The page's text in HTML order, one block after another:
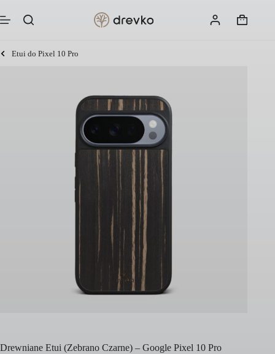
do
treści
Koszyk
Etui do Pixel 10 Pro
Drewniane Etui (Zebrano Czarne) – Google Pixel 10 Pro